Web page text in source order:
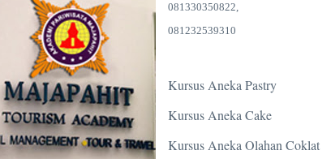
081330350822,
081232539310
Kursus Aneka Pastry
Kursus Aneka Cake
Kursus Aneka Olahan Coklat